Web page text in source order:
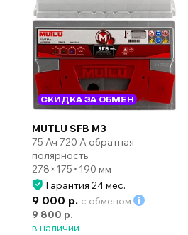
СКИДКА ЗА ОБМЕН
MUTLU SFB M3
75 Ач 720 А обратная
полярность
278×175×190 мм
Гарантия 24 мес.
9 000 р. с обменом
9 800 р.
в наличии